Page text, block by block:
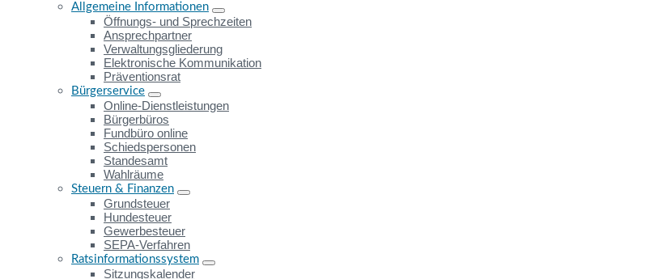
Allgemeine Informationen
Öffnungs- und Sprechzeiten
Ansprechpartner
Verwaltungsgliederung
Elektronische Kommunikation
Präventionsrat
Bürgerservice
Online-Dienstleistungen
Bürgerbüros
Fundbüro online
Schiedspersonen
Standesamt
Wahlräume
Steuern & Finanzen
Grundsteuer
Hundesteuer
Gewerbesteuer
SEPA-Verfahren
Ratsinformationssystem
Sitzungskalender